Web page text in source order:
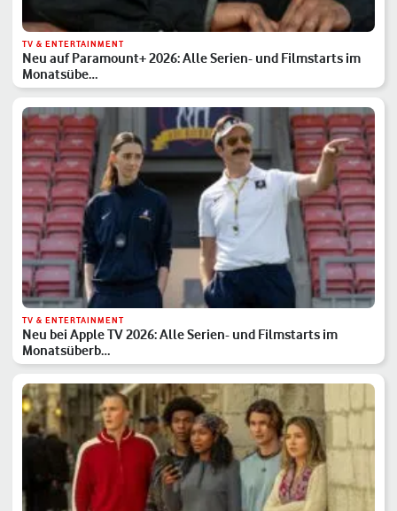
TV & ENTERTAINMENT
Neu auf Paramount+ 2026: Alle Serien- und Filmstarts im
Monatsübe…
TV & ENTERTAINMENT
Neu bei Apple TV 2026: Alle Serien- und Filmstarts im
Monatsüberb…